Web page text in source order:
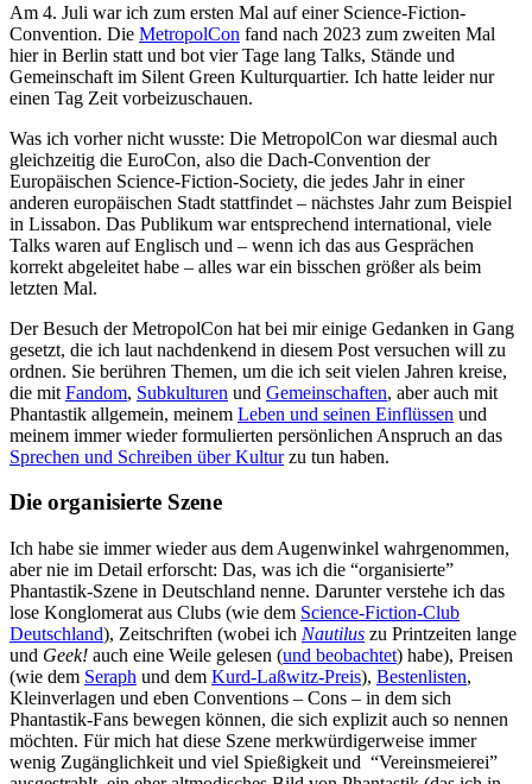
Am 4. Juli war ich zum ersten Mal auf einer Science-Fiction-
Convention. Die MetropolCon fand nach 2023 zum zweiten Mal
hier in Berlin statt und bot vier Tage lang Talks, Stände und
Gemeinschaft im Silent Green Kulturquartier. Ich hatte leider nur
einen Tag Zeit vorbeizuschauen.
Was ich vorher nicht wusste: Die MetropolCon war diesmal auch
gleichzeitig die EuroCon, also die Dach-Convention der
Europäischen Science-Fiction-Society, die jedes Jahr in einer
anderen europäischen Stadt stattfindet – nächstes Jahr zum Beispiel
in Lissabon. Das Publikum war entsprechend international, viele
Talks waren auf Englisch und – wenn ich das aus Gesprächen
korrekt abgeleitet habe – alles war ein bisschen größer als beim
letzten Mal.
Der Besuch der MetropolCon hat bei mir einige Gedanken in Gang
gesetzt, die ich laut nachdenkend in diesem Post versuchen will zu
ordnen. Sie berühren Themen, um die ich seit vielen Jahren kreise,
die mit Fandom, Subkulturen und Gemeinschaften, aber auch mit
Phantastik allgemein, meinem Leben und seinen Einflüssen und
meinem immer wieder formulierten persönlichen Anspruch an das
Sprechen und Schreiben über Kulturzu tun haben.
Die organisierte Szene
Ich habe sie immer wieder aus dem Augenwinkel wahrgenommen,
aber nie im Detail erforscht: Das, was ich die “organisierte”
Phantastik-Szene in Deutschland nenne. Darunter verstehe ich das
lose Konglomerat aus Clubs (wie dem Science-Fiction-Club
Deutschland), Zeitschriften (wobei ich Nautilus zu Printzeiten lange
und Geek! auch eine Weile gelesen (und beobachtet) habe), Preisen
(wie dem Seraph und dem Kurd-Laßwitz-Preis), Bestenlisten,
Kleinverlagen und eben Conventions – Cons – in dem sich
Phantastik-Fans bewegen können, die sich explizit auch so nennen
möchten. Für mich hat diese Szene merkwürdigerweise immer
wenig Zugänglichkeit und viel Spießigkeit und “Vereinsmeierei”